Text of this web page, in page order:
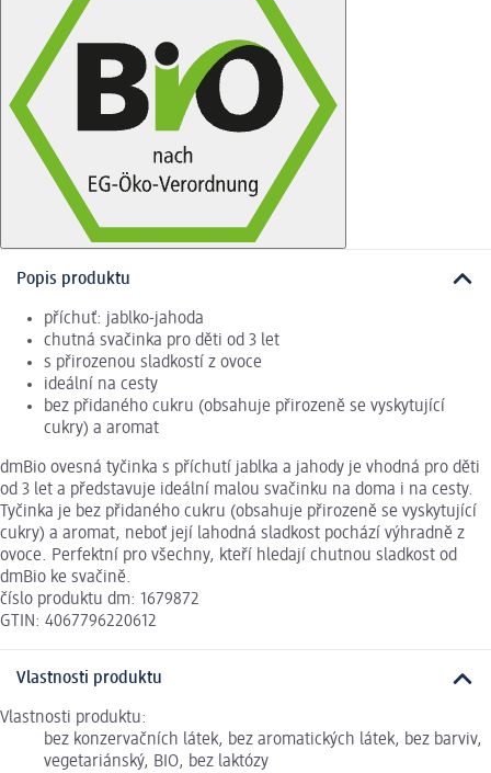
Popis produktu
příchuť: jablko-jahoda
chutná svačinka pro děti od 3 let
s přirozenou sladkostí z ovoce
ideální na cesty
bez přidaného cukru (obsahuje přirozeně se vyskytující
cukry) a aromat
dmBio ovesná tyčinka s příchutí jablka a jahody je vhodná pro děti
od 3 let a představuje ideální malou svačinku na doma i na cesty.
Tyčinka je bez přidaného cukru (obsahuje přirozeně se vyskytující
cukry) a aromat, neboť její lahodná sladkost pochází výhradně z
ovoce. Perfektní pro všechny, kteří hledají chutnou sladkost od
dmBio ke svačině.
číslo produktu dm: 1679872
GTIN: 4067796220612
Vlastnosti produktu
Vlastnosti produktu:
bez konzervačních látek, bez aromatických látek, bez barviv,
vegetariánský, BIO, bez laktózy